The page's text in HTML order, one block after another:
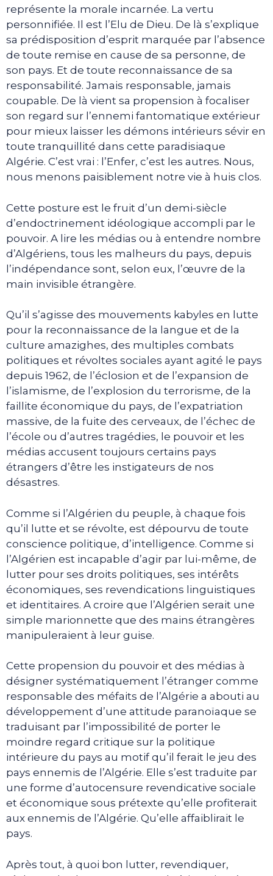
représente la morale incarnée. La vertu
personnifiée. Il est l’Elu de Dieu. De là s’explique
sa prédisposition d’esprit marquée par l’absence
de toute remise en cause de sa personne, de
son pays. Et de toute reconnaissance de sa
responsabilité. Jamais responsable, jamais
coupable. De là vient sa propension à focaliser
son regard sur l’ennemi fantomatique extérieur
pour mieux laisser les démons intérieurs sévir en
toute tranquillité dans cette paradisiaque
Algérie. C’est vrai : l’Enfer, c’est les autres. Nous,
nous menons paisiblement notre vie à huis clos.
Cette posture est le fruit d’un demi-siècle
d’endoctrinement idéologique accompli par le
pouvoir. A lire les médias ou à entendre nombre
d’Algériens, tous les malheurs du pays, depuis
l’indépendance sont, selon eux, l’œuvre de la
main invisible étrangère.
Qu’il s’agisse des mouvements kabyles en lutte
pour la reconnaissance de la langue et de la
culture amazighes, des multiples combats
politiques et révoltes sociales ayant agité le pays
depuis 1962, de l’éclosion et de l’expansion de
l’islamisme, de l’explosion du terrorisme, de la
faillite économique du pays, de l’expatriation
massive, de la fuite des cerveaux, de l’échec de
l’école ou d’autres tragédies, le pouvoir et les
médias accusent toujours certains pays
étrangers d’être les instigateurs de nos
désastres.
Comme si l’Algérien du peuple, à chaque fois
qu’il lutte et se révolte, est dépourvu de toute
conscience politique, d’intelligence. Comme si
l’Algérien est incapable d’agir par lui-même, de
lutter pour ses droits politiques, ses intérêts
économiques, ses revendications linguistiques
et identitaires. A croire que l’Algérien serait une
simple marionnette que des mains étrangères
manipuleraient à leur guise.
Cette propension du pouvoir et des médias à
désigner systématiquement l’étranger comme
responsable des méfaits de l’Algérie a abouti au
développement d’une attitude paranoïaque se
traduisant par l’impossibilité de porter le
moindre regard critique sur la politique
intérieure du pays au motif qu’il ferait le jeu des
pays ennemis de l’Algérie. Elle s’est traduite par
une forme d’autocensure revendicative sociale
et économique sous prétexte qu’elle profiterait
aux ennemis de l’Algérie. Qu’elle affaiblirait le
pays.
Après tout, à quoi bon lutter, revendiquer,